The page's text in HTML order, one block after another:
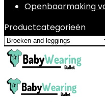
Openbaarmaking
Productcategorieën